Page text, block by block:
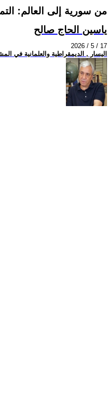
من سورية إلى العالم:
ياسين الحاج صالح
2026 / 5 / 17
اليسار , الديمقراطية والعلمانية في